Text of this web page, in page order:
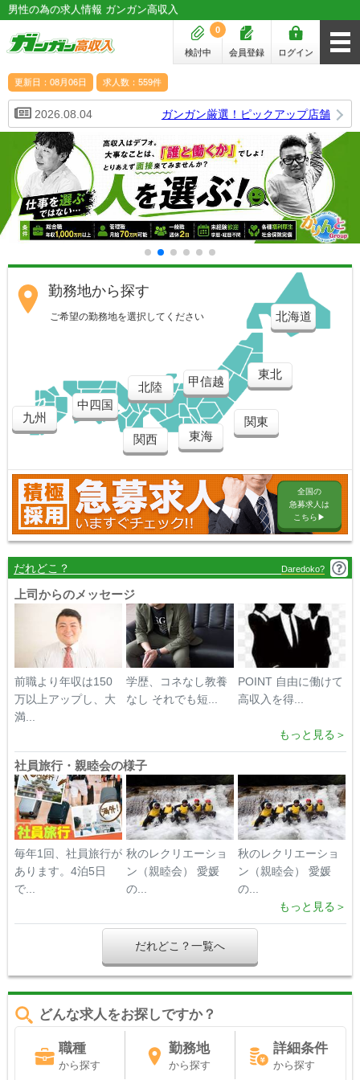
男性の為の求人情報 ガンガン高収入
ログイン
会員登録
検討中
0
更新日：08月06日 求人数：559件
2026.08.04 ガンガン厳選！ピックアップ店舗
勤務地から探す
ご希望の勤務地を選択してください 北海道
東北
関東
東海
甲信越
北陸
関西
中四国
九州
全国の
急募求人は
こちら▶︎
だれどこ？ Daredoko?
上司からのメッセージ
前職より年収は150
万以上アップし、大
満...
学歴、コネなし教養
なし それでも短...
POINT 自由に働けて
高収入を得...
もっと見る＞
社員旅行・親睦会の様子
毎年1回、社員旅行が
あります。4泊5日
で...
秋のレクリエーショ
ン（親睦会） 愛媛
の...
秋のレクリエーショ
ン（親睦会） 愛媛
の...
もっと見る＞
だれどこ？一覧へ
どんな求人をお探しですか？
職種
から探す
勤務地
から探す
詳細条件
から探す